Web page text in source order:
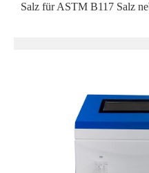
Salz für ASTM B117 Salz